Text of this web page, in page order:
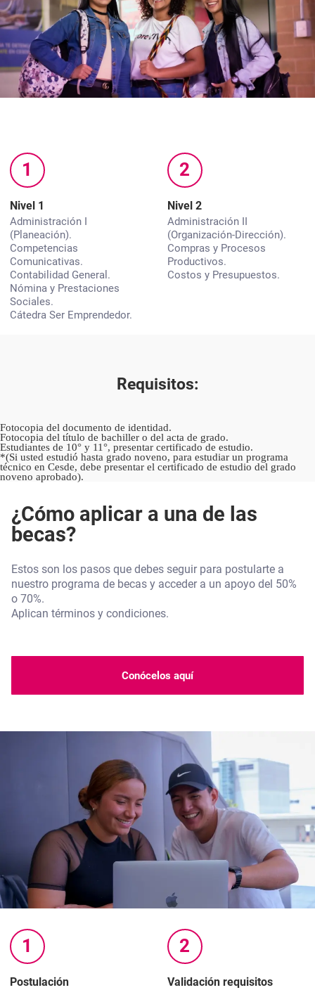
1
Nivel 1
Administración I
(Planeación).
Competencias
Comunicativas.
Contabilidad General.
Nómina y Prestaciones
Sociales.
Cátedra Ser Emprendedor.
2
Nivel 2
Administración II
(Organización-Dirección).
Compras y Procesos
Productivos.
Costos y Presupuestos.
Requisitos:
Fotocopia del documento de identidad.
Fotocopia del título de bachiller o del acta de grado.
Estudiantes de 10° y 11°, presentar certificado de estudio.
*(Si usted estudió hasta grado noveno, para estudiar un programa
técnico en Cesde, debe presentar el certificado de estudio del grado
noveno aprobado).
¿Cómo aplicar a una de las
becas?
Estos son los pasos que debes seguir para postularte a
nuestro programa de becas y acceder a un apoyo del 50%
o 70%.
Aplican términos y condiciones.
Conócelos aquí
1
Postulación
2
Validación requisitos